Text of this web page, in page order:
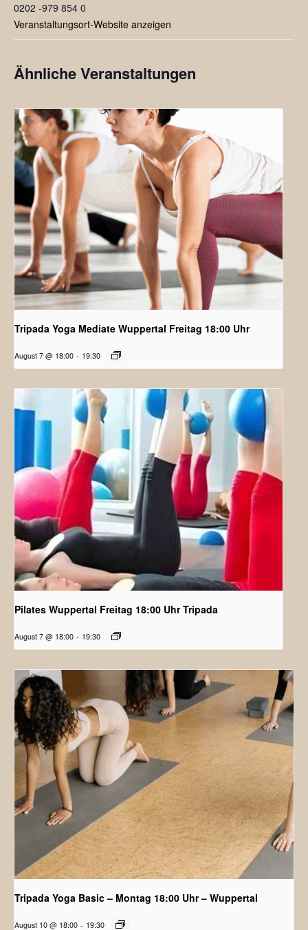
0202 -979 854 0
Veranstaltungsort-Website anzeigen
Ähnliche Veranstaltungen
Tripada Yoga Mediate Wuppertal Freitag 18:00 Uhr
August 7 @ 18:00 - 19:30
Pilates Wuppertal Freitag 18:00 Uhr Tripada
August 7 @ 18:00 - 19:30
Tripada Yoga Basic – Montag 18:00 Uhr – Wuppertal
August 10 @ 18:00 - 19:30